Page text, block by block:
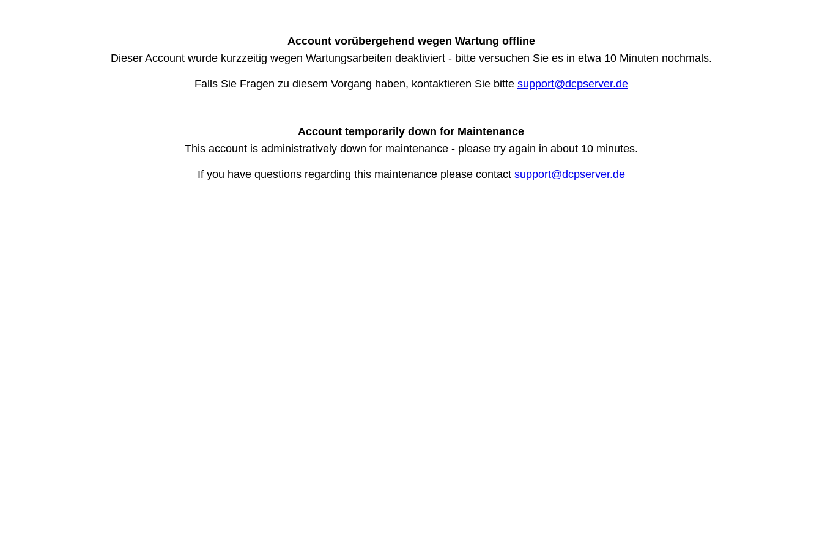
Account vorübergehend wegen Wartung offline
Dieser Account wurde kurzzeitig wegen Wartungsarbeiten deaktiviert - bitte versuchen Sie es in etwa 10 Minuten nochmals.
Falls Sie Fragen zu diesem Vorgang haben, kontaktieren Sie bitte support@dcpserver.de
Account temporarily down for Maintenance
This account is administratively down for maintenance - please try again in about 10 minutes.
If you have questions regarding this maintenance please contact support@dcpserver.de